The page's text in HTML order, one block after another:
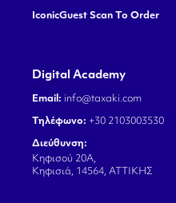
IconicGuest Scan To Order
Digital Academy
Email: info@taxaki.com
Τηλέφωνο: +30 2103003530
Διεύθυνση:
Κηφισού 20Α,
Κηφισιά, 14564, ΑΤΤΙΚΗΣ